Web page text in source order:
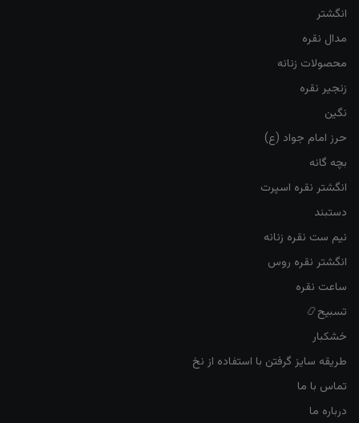
انگشتر
مدال نقره
محصولات زنانه
زنجیر نقره
نگین
حرز امام جواد (ع)
بچه گانه
انگشتر نقره اسپرت
دستبند
نیم ست نقره زنانه
انگشتر نقره روس
ساعت نقره
تسبیح📿
خشکبار
طریقه سایز گرفتن با استفاده از نخ
تماس با ما
درباره ما